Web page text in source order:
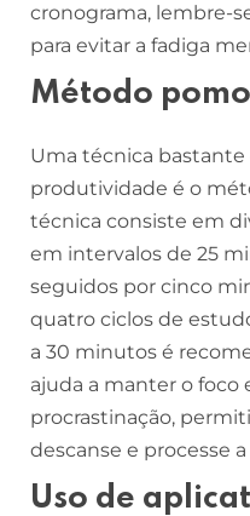
cronograma, lembre-
para evitar a fadiga
Método
Uma técnica bastante
produtividade é o
técnica consiste em
em intervalos de 25
seguidos por cinco
quatro ciclos de
a 30 minutos é
ajuda a manter o foco
procrastinação,
descanse e processe
Uso de